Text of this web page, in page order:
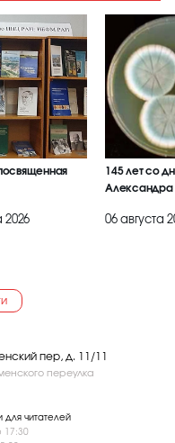
2026
145 лет со
Александра
06 августа
пер, д. 11/11
переулка
читателей
17:30